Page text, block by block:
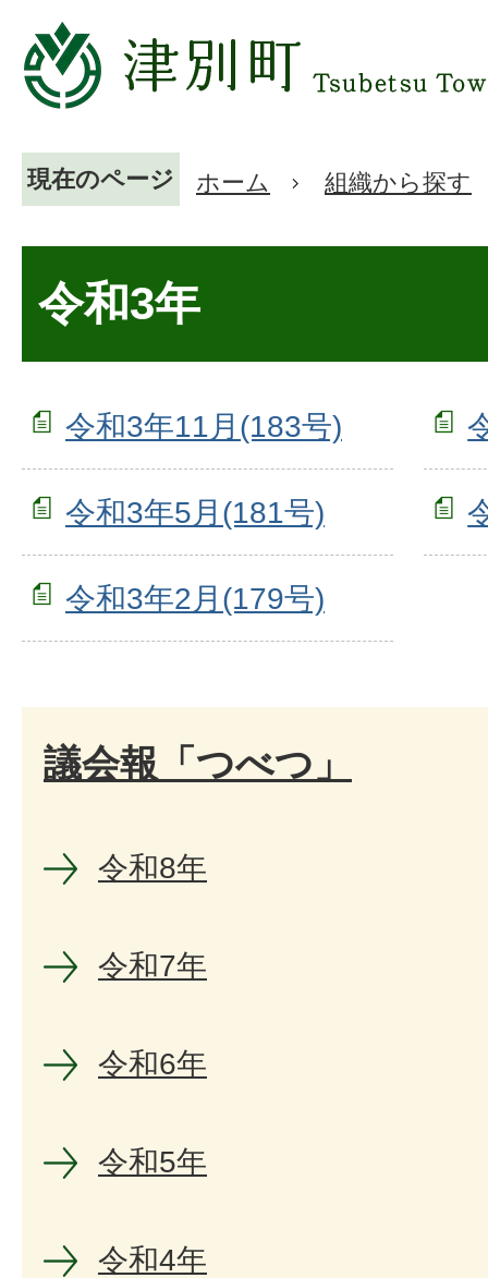
現在のページ ホーム 組織から探す
令和3年
令和3年11月(183号)
令和3年5月(181号)
令和3年2月(179号)
議会報「つべつ」
令和8年
令和7年
令和6年
令和5年
令和4年